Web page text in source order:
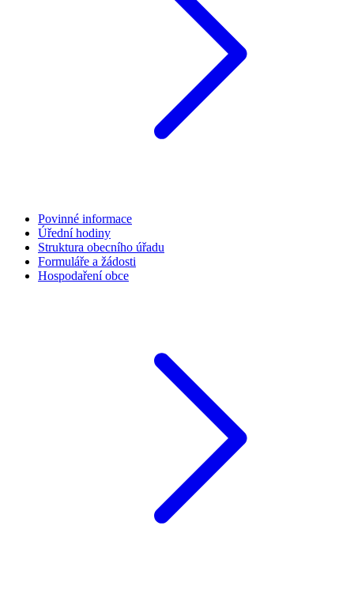
Povinné informace
Úřední hodiny
Struktura obecního úřadu
Formuláře a žádosti
Hospodaření obce